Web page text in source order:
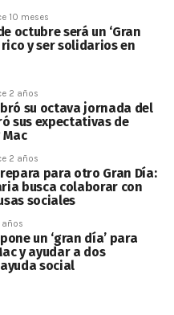
10 meses
octubre será un ‘Gran
rico y ser solidarios en
2 años
su octava jornada del
sus expectativas de
2 años
para otro Gran Día:
busca colaborar con
sociales
años
un ‘gran día’ para
y ayudar a dos
social